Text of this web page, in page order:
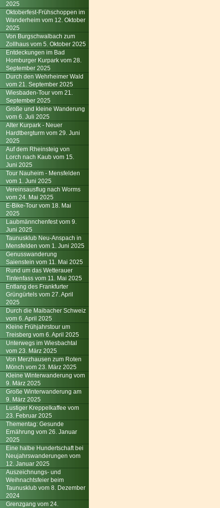
2025
Oktoberfest-Frühschoppen im
Wanderheim vom 12. Oktober
2025
Von Burgschwalbach zum
Zollhaus vom 5. Oktober 2025
Entdeckungen im Bad
Homburger Kurpark vom 28.
September 2025
Durch den Wehrheimer Wald
vom 21. September 2025
Wiesbaden-Tour vom 21.
September 2025
Große und kleine Wanderung
vom 6. Juli 2025
Alter Kurpark - Neuer
Hardtbergturm vom 29. Juni
2025
Auf dem Rheinsteig von
Lorch nach Kaub vom 15.
Juni 2025
Tour Nauheim - Mensfelden
vom 1. Juni 2025
Vereinsausflug nach Worms
vom 24. Mai 2025
E-Bike-Tour vom 18. Mai
2025
Laubmännchenfest vom 9.
Juni 2025
Taunusklub Neu-Anspach in
Mensfelden vom 1. Juni 2025
Genusswanderung
Saienstein vom 11. Mai 2025
Rund um das Wetterauer
Tintenfass vom 11. Mai 2025
Entlang des Frankfurter
Grüngürtels vom 27. April
2025
Durch die Maibacher Schweiz
vom 6. April 2025
Kleine Frühjahrstour um
Treisberg vom 6. April 2025
Unterwegs im Wiesbachtal
vom 23. März 2025
Von Merzhausen zum Roten
Mönch vom 23. März 2025
Kleine Winterwanderung vom
9. März 2025
Große Winterwanderung am
9. März 2025
Lustiger Kreppelkaffee vom
23. Februar 2025
Thementag: Gesunde
Ernährung vom 26. Januar
2025
Eine halbe Hundertschaft bei
Neujahrswanderungen vom
12. Januar 2025
Auszeichnungs- und
Weihnachtsfeier beim
Taunusklub vom 8. Dezember
2024
Grenzgang vom 24.